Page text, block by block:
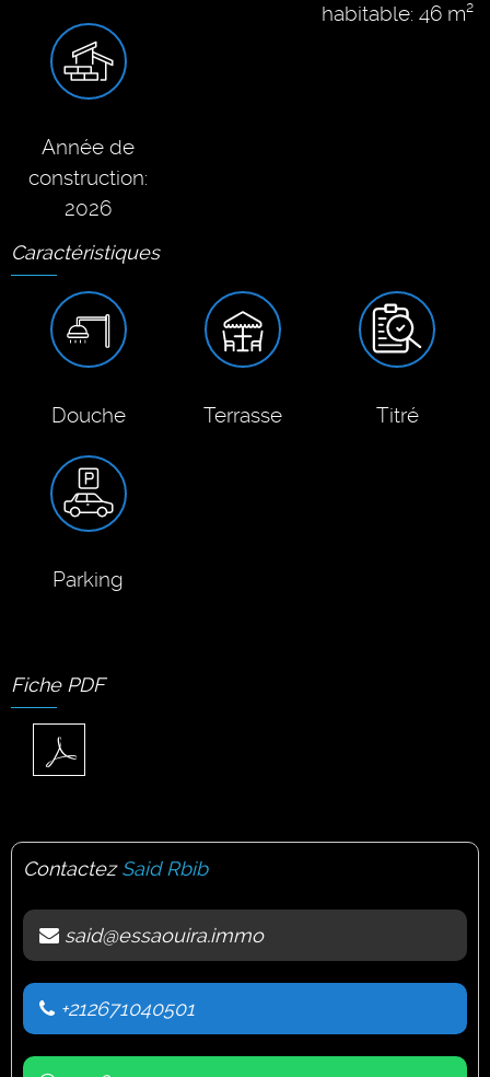
habitable: 46 m²
Année de
construction:
2026
Caractéristiques
Douche Terrasse Titré
Parking
Fiche PDF
ContactezSaid Rbib
said@essaouira.immo
+212671040501